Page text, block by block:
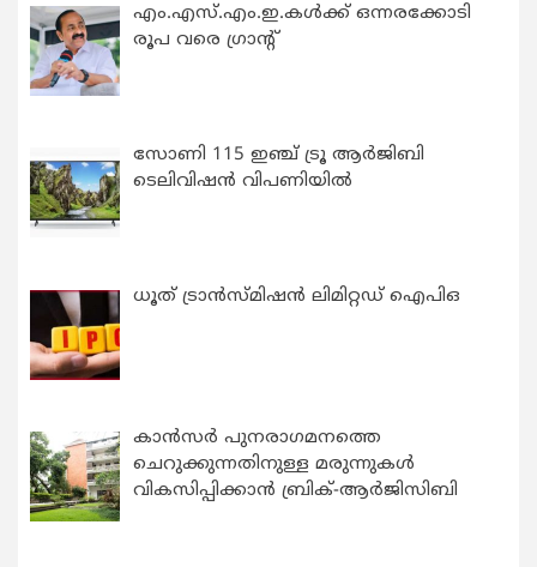
എം.എസ്.എം.ഇ.കൾക്ക് ഒന്നരക്കോടി
രൂപ വരെ ഗ്രാന്റ്
സോണി 115 ഇഞ്ച് ട്രൂ ആർജിബി
ടെലിവിഷൻ വിപണിയിൽ
ധൂത് ട്രാൻസ്മിഷൻ ലിമിറ്റഡ് ഐപിഒ
കാന്‍സര്‍ പുനരാഗമനത്തെ
ചെറുക്കുന്നതിനുള്ള മരുന്നുകള്‍
വികസിപ്പിക്കാന്‍ ബ്രിക്-ആര്‍ജിസിബി